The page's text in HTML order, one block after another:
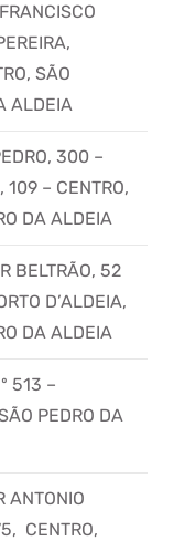
SÃO
ALDEIA
300 –
109 – CENTRO,
DA ALDEIA
BELTRÃO, 52
D’ALDEIA,
DA ALDEIA
513 –
PEDRO DA
ANTONIO
CENTRO,